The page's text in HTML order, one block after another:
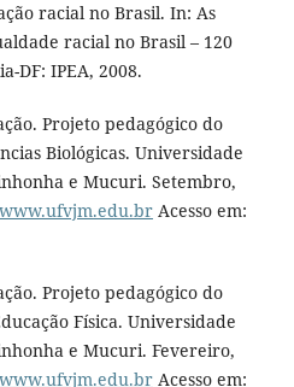
racial no Brasil. In: As
racial no Brasil – 120
DF: IPEA, 2008.
Projeto pedagógico do
Biológicas. Universidade
e Mucuri. Setembro,
Acesso em:
Projeto pedagógico do
Física. Universidade
e Mucuri. Fevereiro,
Acesso em: